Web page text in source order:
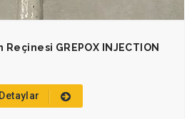
GREPOX INJECTION
Detaylar